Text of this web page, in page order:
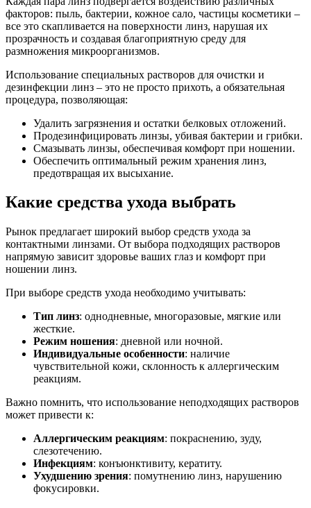
факторов: пыль, бактерии, кожное сало, частицы косметики –
все это скапливается на поверхности линз, нарушая их
прозрачность и создавая благоприятную среду для
размножения микроорганизмов.
Использование специальных растворов для очистки и
дезинфекции линз – это не просто прихоть, а обязательная
процедура, позволяющая:
Удалить загрязнения и остатки белковых отложений.
Продезинфицировать линзы, убивая бактерии и грибки.
Смазывать линзы, обеспечивая комфорт при ношении.
Обеспечить оптимальный режим хранения линз,
предотвращая их высыхание.
Какие средства ухода выбрать
Рынок предлагает широкий выбор средств ухода за
контактными линзами. От выбора подходящих растворов
напрямую зависит здоровье ваших глаз и комфорт при
ношении линз.
При выборе средств ухода необходимо учитывать:
Тип линз: однодневные, многоразовые, мягкие или
жесткие.
Режим ношения: дневной или ночной.
Индивидуальные особенности: наличие
чувствительной кожи, склонность к аллергическим
реакциям.
Важно помнить, что использование неподходящих растворов
может привести к:
Аллергическим реакциям: покраснению, зуду,
слезотечению.
Инфекциям: конъюнктивиту, кератиту.
Ухудшению зрения: помутнению линз, нарушению
фокусировки.